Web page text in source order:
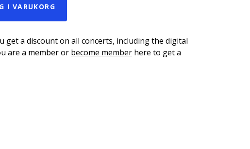
I VARUKORG
get a discount on all concerts, including the digital
are a member or become member here to get a